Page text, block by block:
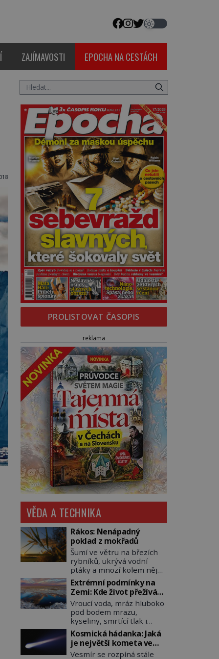
ZAJÍMAVOSTI EPOCHA NA CESTÁCH
PROLISTOVAT ČASOPIS
reklama
VĚDA A TECHNIKA
Rákos: Nenápadný
poklad z mokřadů
Šumí ve větru na březích
rybníků, ukrývá vodní
ptáky a mnozí kolem něj
procházejí bez povšimnutí.
Přesto právě rákos
pomáhal stavět domy,
vyrábět lodě, zapisovat
první texty a inspiroval
řadu pověstí. Tato
skromná, ale užitečná
rostlina provází člověka už
tisíce let. Většina lidí vnímá
Extrémní podmínky na
Zemi: Kde život přežívá
navzdory všemu
Vroucí voda, mráz hluboko
pod bodem mrazu,
kyseliny, smrtící tlak i
pouště, kde celé roky
nespadne jediná kapka
deště. Na první pohled
místa, kde nemůže
Kosmická hádanka: Jaká
je největší kometa ve
známém vesmíru?
Vesmír se rozpíná stále